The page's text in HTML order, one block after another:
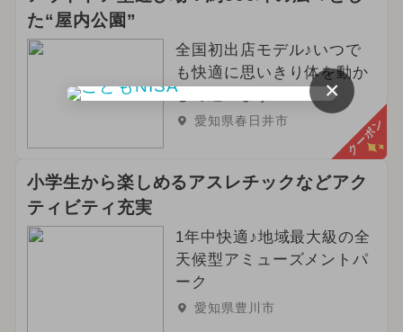
た“屋内公園”
全国初出店モデル♪いつで
も快適に思いきり体を動か
して遊べます
愛知県春日井市 クーポン
小学生から楽しめるアスレチックなどアク
ティビティ充実
1年中快適♪地域最大級の全
天候型アミューズメントパ
ーク
愛知県豊川市
×